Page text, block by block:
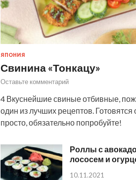
ЯПОНИЯ
Свинина «Тонкацу»
Оставьте комментарий
4 Вкуснейшие свиные отбивные,
один из лучших рецептов. Готовятся
просто, обязательно попробуйте!
Роллы с
лососем и
10.11.2021